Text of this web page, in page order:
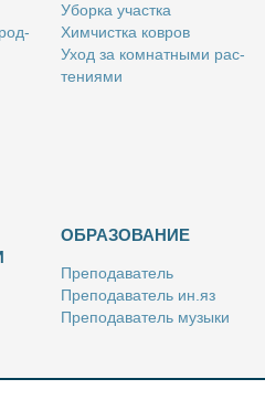
Убор­ка участ­ка
Хим­чист­ка ков­ров
Уход за ком­нат­ны­ми рас­
те­ни­я­ми
ОБРАЗОВАНИЕ
Пре­по­да­ва­тель
Пре­по­да­ва­тель ин.яз
Пре­по­да­ва­тель му­зы­ки